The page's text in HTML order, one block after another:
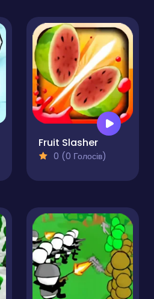
Fruit Slasher
0 (0 Голосів)